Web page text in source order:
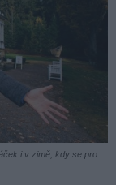
i v zimě, kdy se pro